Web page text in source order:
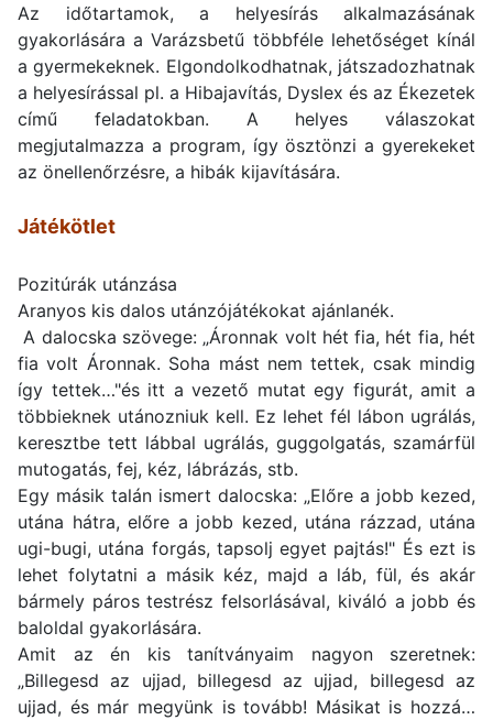
Az időtartamok, a helyesírás alkalmazásának
gyakorlására a Varázsbetű többféle lehetőséget kínál
a gyermekeknek. Elgondolkodhatnak, játszadozhatnak
a helyesírással pl. a Hibajavítás, Dyslex és az Ékezetek
című feladatokban. A helyes válaszokat
megjutalmazza a program, így ösztönzi a gyerekeket
az önellenőrzésre, a hibák kijavítására.
Játékötlet
Pozitúrák utánzása
Aranyos kis dalos utánzójátékokat ajánlanék.
A dalocska szövege: „Áronnak volt hét fia, hét fia, hét
fia volt Áronnak. Soha mást nem tettek, csak mindig
így tettek…"és itt a vezető mutat egy figurát, amit a
többieknek utánozniuk kell. Ez lehet fél lábon ugrálás,
keresztbe tett lábbal ugrálás, guggolgatás, szamárfül
mutogatás, fej, kéz, lábrázás, stb.
Egy másik talán ismert dalocska: „Előre a jobb kezed,
utána hátra, előre a jobb kezed, utána rázzad, utána
ugi-bugi, utána forgás, tapsolj egyet pajtás!" És ezt is
lehet folytatni a másik kéz, majd a láb, fül, és akár
bármely páros testrész felsorlásával, kiváló a jobb és
baloldal gyakorlására.
Amit az én kis tanítványaim nagyon szeretnek:
„Billegesd az ujjad, billegesd az ujjad, billegesd az
ujjad, és már megyünk is tovább! Másikat is hozzá…